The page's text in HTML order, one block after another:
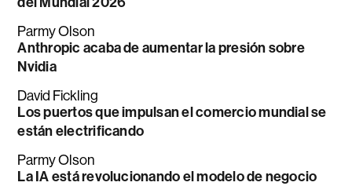
Parmy Olson
Anthropic acaba de aumentar la presión sobre
Nvidia
David Fickling
Los puertos que impulsan el comercio mundial se
están electrificando
Parmy Olson
La IA está revolucionando el modelo de negocio